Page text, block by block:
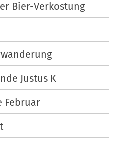
Bier-Verkostung
Justus K
Februar